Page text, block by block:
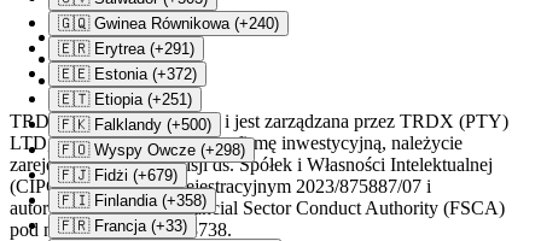
🇬🇶 Gwinea Równikowa (+240)
🇪🇷 Erytrea (+291)
🇪🇪 Estonia (+372)
🇪🇹 Etiopia (+251)
🇫🇰 Falklandy (+500)
🇫🇴 Wyspy Owcze (+298)
🇫🇯 Fidżi (+679)
🇫🇮 Finlandia (+358)
🇫🇷 Francja (+33)
Weryfikacja Konta
Wpłaty i wypłaty
Kontakt
TRDX.com jest własnością i jest zarządzana przez TRDX (PTY)
LTD, południowoafrykańską firmę inwestycyjną, należycie
zarejestrowaną w Komisji ds. Spółek i Własności Intelektualnej
(CIPC) pod numerem rejestracyjnym 2023/875887/07 i
autoryzowaną przez Financial Sector Conduct Authority (FSCA)
pod numerem licencji 53738.